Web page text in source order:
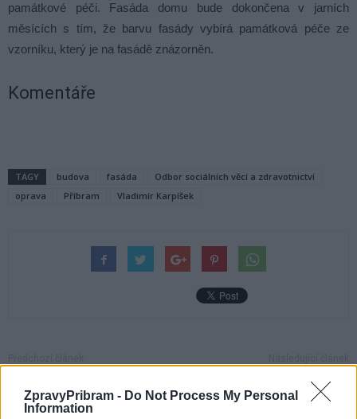
ZpravyPribram - Do Not Process My Personal
Information
památkové péči. Fasáda domu bude dokončena v jarních
měsících s tím, že barvu fasády vybírá památková péče ze
vzorníku, který je na fasádě znázorněn.
Komentáře
TAGY budova fasáda
Odbor sociálních věcí a zdravotnictví
oprava
Příbram Vladimír Karpíšek
spolufinancování projektů
krajských muzeí a galerií ve výši
Bar Na Chmelnici bude večer
dunět rockem